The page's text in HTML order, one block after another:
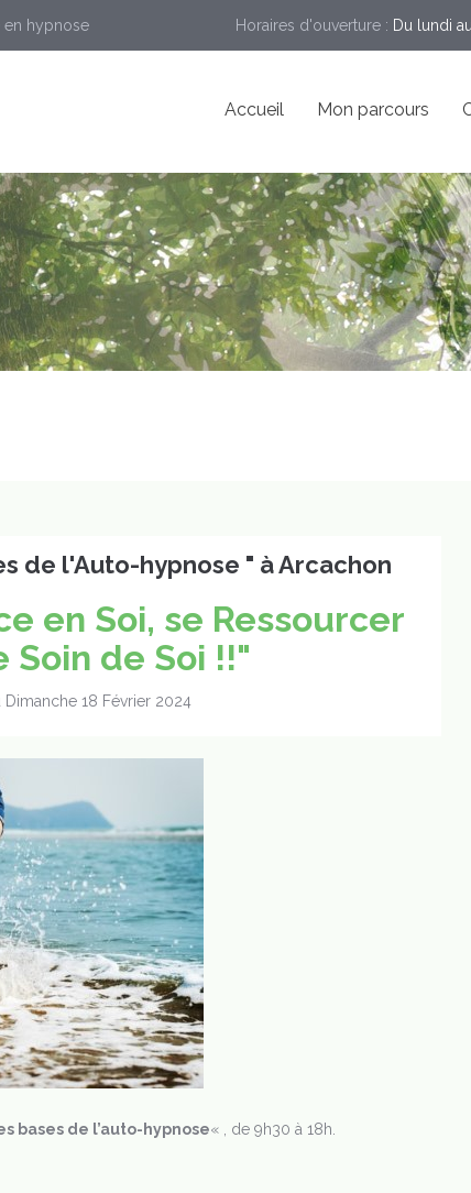
en hypnose Horaires d'ouverture : Du lundi
Accueil Mon parcours
de l'Auto-hypnose " à Arcachon
en Soi, se Ressourcer
Soin de Soi !!"
Dimanche 18 Février 2024
bases de l’auto-hypnose« , de 9h30 à 18h.